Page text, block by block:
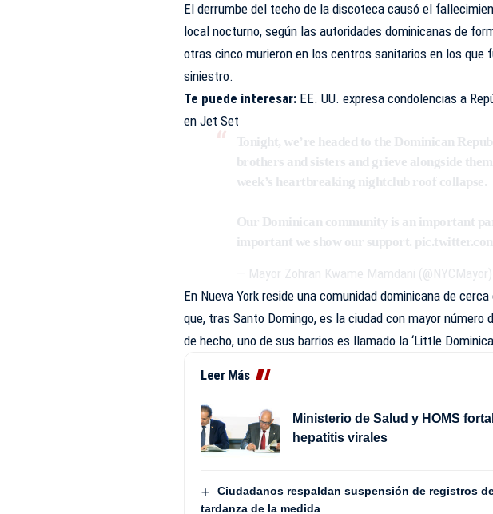
El derrumbe del techo de la discoteca causó el
local nocturno, según las autoridades dominicanas de
otras cinco murieron en los centros sanitarios en los que
siniestro.
Te puede interesar: EE. UU. expresa condolencias a
en Jet Set
Tonight, we’re headed to the Dominican
brothers and sisters and grieve alongside
week’s heartbreaking nightclub roof collapse.
Our Dominican community is an important
important we show our support.
— Mayor Zohran Kwame Mamdani (@NYCMayor)
En Nueva York reside una comunidad dominicana de cerca
que, tras Santo Domingo, es la ciudad con mayor número
de hecho, uno de sus barrios es llamado la ‘Little
Leer Más
Ministerio de Salud y HOMS
hepatitis virales
Ciudadanos respaldan suspensión de registros
tardanza de la medida